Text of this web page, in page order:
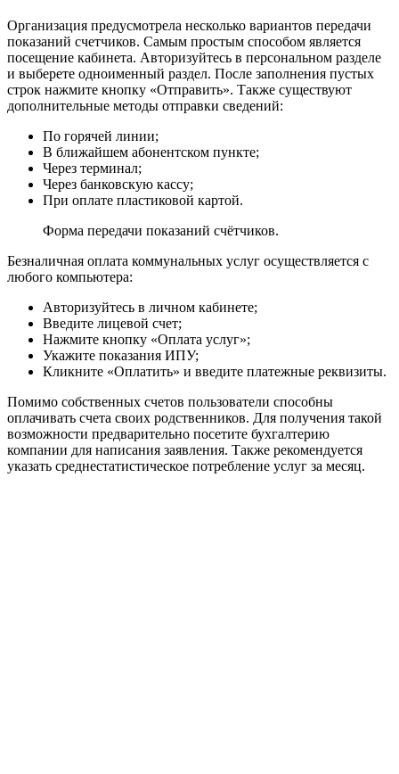
Организация предусмотрела несколько вариантов передачи
показаний счетчиков. Самым простым способом является
посещение кабинета. Авторизуйтесь в персональном разделе
и выберете одноименный раздел. После заполнения пустых
строк нажмите кнопку «Отправить». Также существуют
дополнительные методы отправки сведений:
По горячей линии;
В ближайшем абонентском пункте;
Через терминал;
Через банковскую кассу;
При оплате пластиковой картой.
Форма передачи показаний счётчиков.
Безналичная оплата коммунальных услуг осуществляется с
любого компьютера:
Авторизуйтесь в личном кабинете;
Введите лицевой счет;
Нажмите кнопку «Оплата услуг»;
Укажите показания ИПУ;
Кликните «Оплатить» и введите платежные реквизиты.
Помимо собственных счетов пользователи способны
оплачивать счета своих родственников. Для получения такой
возможности предварительно посетите бухгалтерию
компании для написания заявления. Также рекомендуется
указать среднестатистическое потребление услуг за месяц.